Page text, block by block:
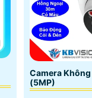
Camera
(5MP)